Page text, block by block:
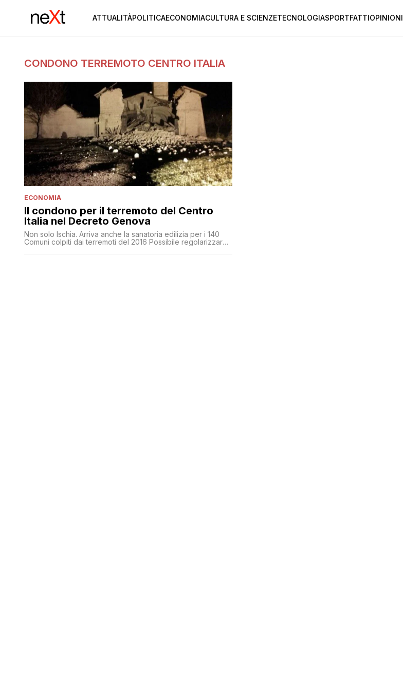
ATTUALITÀPOLITICAECONOMIACULTURA E SCIENZETECNOLOGIASPORTFATTIOPINIONI
CONDONO TERREMOTO CENTRO ITALIA
ECONOMIA
Il condono per il terremoto del Centro
Italia nel Decreto Genova
Non solo Ischia. Arriva anche la sanatoria edilizia per i 140
Comuni colpiti dai terremoti del 2016 Possibile regolarizzare